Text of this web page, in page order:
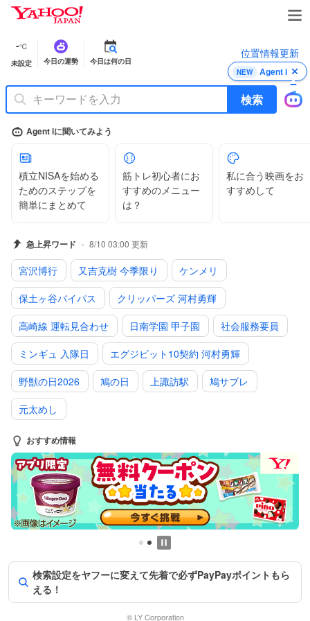
Y
o
J
A
A
-℃
未設定
今日の運勢 今日は何の日
位置情報更新
検索
NEW Agent i
Agent iに聞いてみよう
積立NISAを始める
ためのステップを
簡単にまとめて
筋トレ初心者にお
すすめのメニュー
は？
私に合う映画をお
すすめして
急上昇ワード - 8/10 03:00 更新
宮沢博行 又吉克樹 今季限り
ケンメリ
保土ヶ谷バイパス
クリッパーズ 河村勇輝
高崎線 運転見合わせ
日南学園 甲子園
社会服務要員
ミンギュ 入隊日
エグジビット10契約 河村勇輝
野獣の日2026
鳩の日 上諏訪駅
鳩サブレ
元太めし
おすすめ情報
検索設定をヤフーに変えて先着で必ずPayPayポイントもら
える！
© LY Corporation